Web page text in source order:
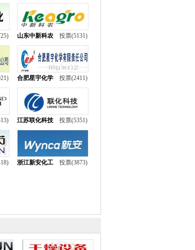
山东中新科农 投票(5131)
合肥星宇化学 投票(2411)
江苏联化科技 投票(5351)
浙江新安化工 投票(3873)